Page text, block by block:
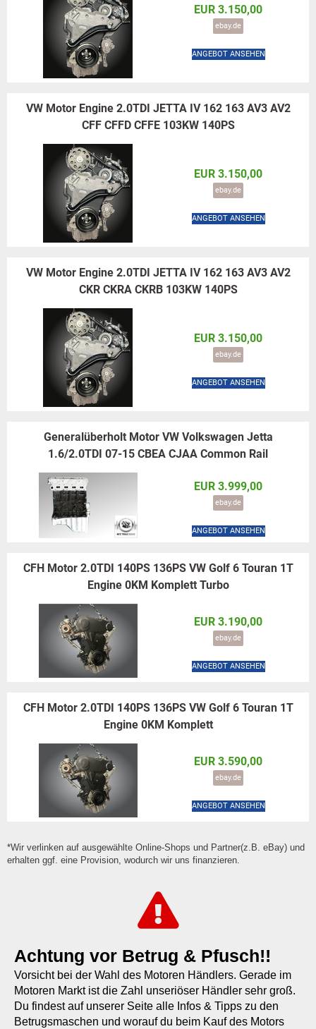
EUR 3.150,00
ebay.de
ANGEBOT ANSEHEN
VW Motor Engine 2.0TDI JETTA IV 162 163 AV3 AV2
CFF CFFD CFFE 103KW 140PS
EUR 3.150,00
ebay.de
ANGEBOT ANSEHEN
VW Motor Engine 2.0TDI JETTA IV 162 163 AV3 AV2
CKR CKRA CKRB 103KW 140PS
EUR 3.150,00
ebay.de
ANGEBOT ANSEHEN
Generalüberholt Motor VW Volkswagen Jetta
1.6/2.0TDI 07-15 CBEA CJAA Common Rail
EUR 3.999,00
ebay.de
ANGEBOT ANSEHEN
CFH Motor 2.0TDI 140PS 136PS VW Golf 6 Touran 1T
Engine 0KM Komplett Turbo
EUR 3.190,00
ebay.de
ANGEBOT ANSEHEN
CFH Motor 2.0TDI 140PS 136PS VW Golf 6 Touran 1T
Engine 0KM Komplett
EUR 3.590,00
ebay.de
ANGEBOT ANSEHEN
*Wir verlinken auf ausgewählte Online-Shops und Partner(z.B. eBay) und
erhalten ggf. eine Provision, wodurch wir uns finanzieren.
Achtung vor Betrug & Pfusch!!
Vorsicht bei der Wahl des Motoren Händlers. Gerade im
Motoren Markt ist die Zahl unseriöser Händler sehr groß.
Du findest auf unserer Seite alle Infos & Tipps zu den
Betrugsmaschen und worauf du beim Kauf des Motors